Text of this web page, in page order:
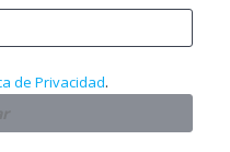
de Privacidad.